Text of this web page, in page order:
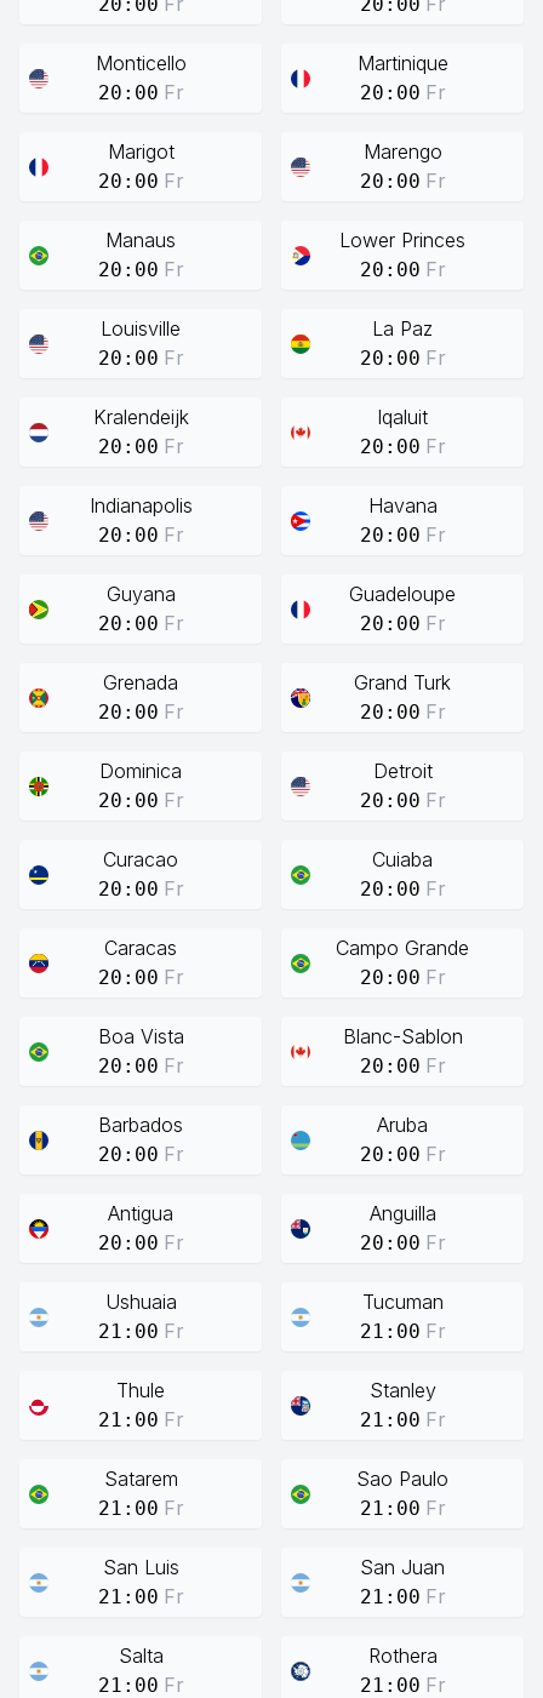
Monticello
20:00 Fr
Martinique
20:00 Fr
Marigot
20:00 Fr
Marengo
20:00 Fr
Manaus
20:00 Fr
Lower Princes
20:00 Fr
Louisville
20:00 Fr
La Paz
20:00 Fr
Kralendeijk
20:00 Fr
Iqaluit
20:00 Fr
Indianapolis
20:00 Fr
Havana
20:00 Fr
Guyana
20:00 Fr
Guadeloupe
20:00 Fr
Grenada
20:00 Fr
Grand Turk
20:00 Fr
Dominica
20:00 Fr
Detroit
20:00 Fr
Curacao
20:00 Fr
Cuiaba
20:00 Fr
Caracas
20:00 Fr
Campo Grande
20:00 Fr
Boa Vista
20:00 Fr
Blanc-Sablon
20:00 Fr
Barbados
20:00 Fr
Aruba
20:00 Fr
Antigua
20:00 Fr
Anguilla
20:00 Fr
Ushuaia
21:00 Fr
Tucuman
21:00 Fr
Thule
21:00 Fr
Stanley
21:00 Fr
Satarem
21:00 Fr
Sao Paulo
21:00 Fr
San Luis
21:00 Fr
San Juan
21:00 Fr
Salta
21:00 Fr
Rothera
21:00 Fr